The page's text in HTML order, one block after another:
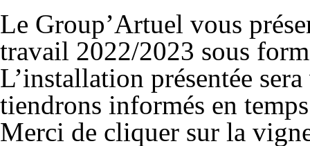
Le Group’Artuel vous
travail 2022/2023 sous
L’installation présentée
tiendrons informés en
Merci de cliquer sur la